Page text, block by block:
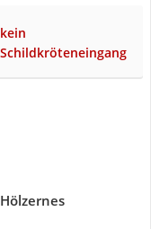
kein
Schildkröteneingang